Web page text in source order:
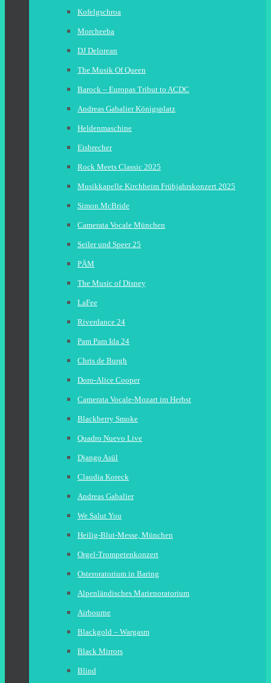
Kofelgschroa
Morcheeba
DJ Delorean
The Musik Of Queen
Barock – Europas Tribut to ACDC
Andreas Gabalier Königsplatz
Heldenmaschine
Eisbrecher
Rock Meets Classic 2025
Musikkapelle Kirchheim Frühjahrskonzert 2025
Simon McBride
Camerata Vocale München
Seiler und Speer 25
PÄM
The Music of Disney
LaFee
Riverdance 24
Pam Pam Ida 24
Chris de Burgh
Doro-Alice Cooper
Camerata Vocale-Mozart im Herbst
Blackberry Smoke
Quadro Nuevo Live
Django Asül
Claudia Koreck
Andreas Gabalier
We Salut You
Heilig-Blut-Messe, München
Orgel-Trompetenkonzert
Osteroratorium in Baring
Alpenländisches Marienoratorium
Airbourne
Blackgold – Wargasm
Black Mirrors
Blind